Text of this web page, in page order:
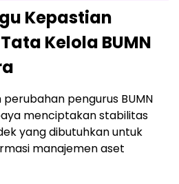
Kepastian
Kelola BUMN
pengurus BUMN
menciptakan stabilitas
yang dibutuhkan untuk
manajemen aset